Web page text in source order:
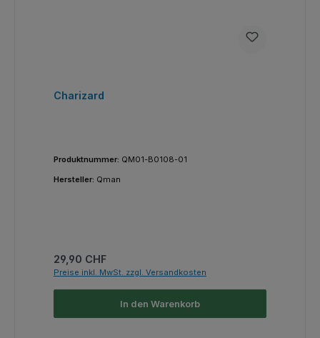
Charizard
Produktnummer: QM01-B0108-01
Hersteller: Qman
Regulärer Preis:
29,90 CHF
Preise inkl. MwSt. zzgl. Versandkosten
In den Warenkorb